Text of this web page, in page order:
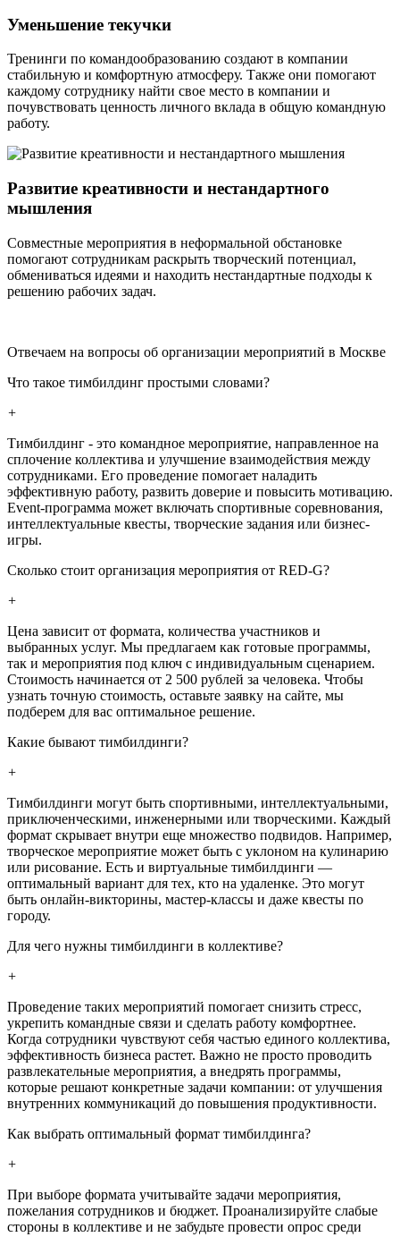
Уменьшение текучки
Тренинги по командообразованию создают в компании
стабильную и комфортную атмосферу. Также они помогают
каждому сотруднику найти свое место в компании и
почувствовать ценность личного вклада в общую командную
работу.
Развитие креативности и нестандартного
мышления
Совместные мероприятия в неформальной обстановке
помогают сотрудникам раскрыть творческий потенциал,
обмениваться идеями и находить нестандартные подходы к
решению рабочих задач.
Отвечаем на вопросы об организации мероприятий в Москве
Что такое тимбилдинг простыми словами?
+
Тимбилдинг - это командное мероприятие, направленное на
сплочение коллектива и улучшение взаимодействия между
сотрудниками. Его проведение помогает наладить
эффективную работу, развить доверие и повысить мотивацию.
Event-программа может включать спортивные соревнования,
интеллектуальные квесты, творческие задания или бизнес-
игры.
Сколько стоит организация мероприятия от RED-G?
+
Цена зависит от формата, количества участников и
выбранных услуг. Мы предлагаем как готовые программы,
так и мероприятия под ключ с индивидуальным сценарием.
Стоимость начинается от 2 500 рублей за человека. Чтобы
узнать точную стоимость, оставьте заявку на сайте, мы
подберем для вас оптимальное решение.
Какие бывают тимбилдинги?
+
Тимбилдинги могут быть спортивными, интеллектуальными,
приключенческими, инженерными или творческими. Каждый
формат скрывает внутри еще множество подвидов. Например,
творческое мероприятие может быть с уклоном на кулинарию
или рисование. Есть и виртуальные тимбилдинги —
оптимальный вариант для тех, кто на удаленке. Это могут
быть онлайн-викторины, мастер-классы и даже квесты по
городу.
Для чего нужны тимбилдинги в коллективе?
+
Проведение таких мероприятий помогает снизить стресс,
укрепить командные связи и сделать работу комфортнее.
Когда сотрудники чувствуют себя частью единого коллектива,
эффективность бизнеса растет. Важно не просто проводить
развлекательные мероприятия, а внедрять программы,
которые решают конкретные задачи компании: от улучшения
внутренних коммуникаций до повышения продуктивности.
Как выбрать оптимальный формат тимбилдинга?
+
При выборе формата учитывайте задачи мероприятия,
пожелания сотрудников и бюджет. Проанализируйте слабые
стороны в коллективе и не забудьте провести опрос среди